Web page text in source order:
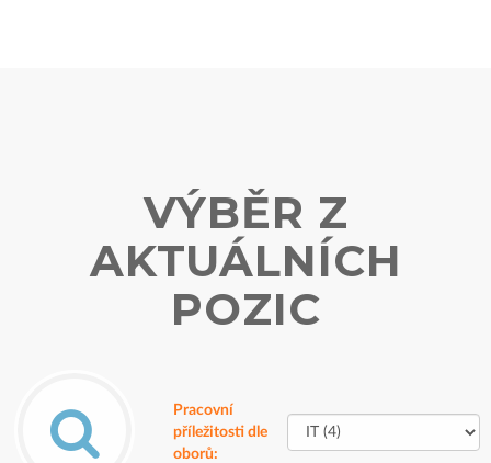
VÝBĚR Z
AKTUÁLNÍCH
POZIC
Pracovní
příležitosti dle
oborů: